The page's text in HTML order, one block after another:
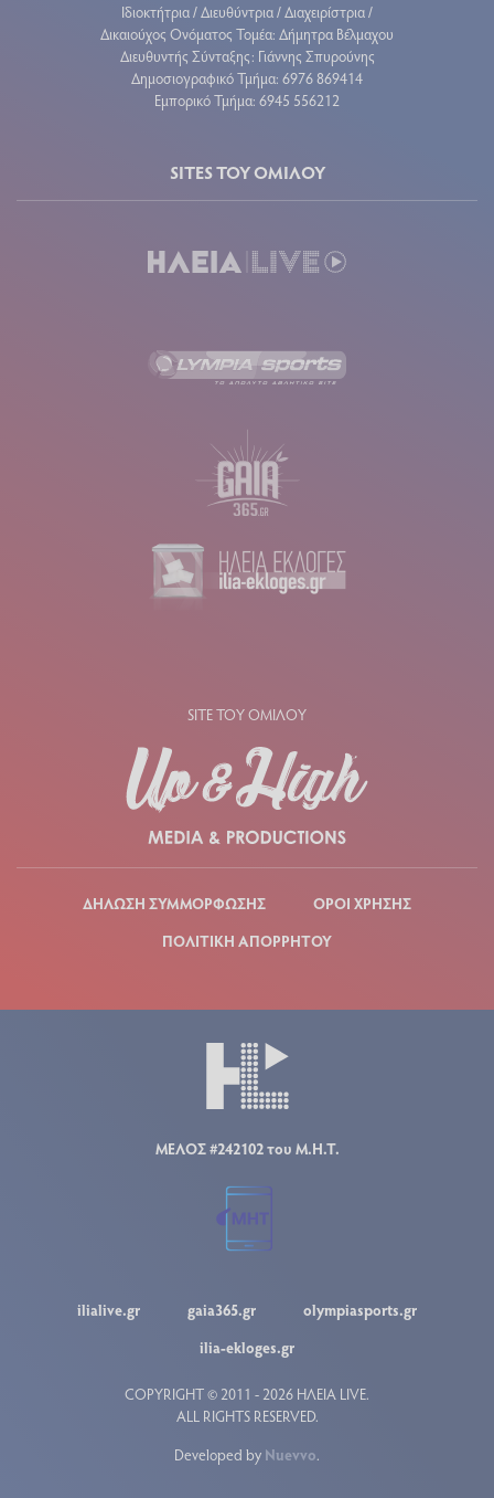
Ιδιοκτήτρια / Διευθύντρια / Διαχειρίστρια /
Δικαιούχος Ονόματος Τομέα: Δήμητρα Βέλμαχου
Διευθυντής Σύνταξης: Γιάννης Σπυρούνης
Δημοσιογραφικό Τμήμα: 6976 869414
Εμπορικό Τμήμα: 6945 556212
SITES ΤΟΥ ΟΜΙΛΟΥ
SITE ΤΟΥ ΟΜΙΛΟΥ
ΔΗΛΩΣΗ ΣΥΜΜΟΡΦΩΣΗΣ
ΟΡΟΙ ΧΡΗΣΗΣ
ΠΟΛΙΤΙΚΗ ΑΠΟΡΡΗΤΟΥ
ΜΕΛΟΣ #242102 του Μ.Η.Τ.
ilialive.gr gaia365.gr
olympiasports.gr
ilia-ekloges.gr
COPYRIGHT © 2011 - 2026 ΗΛΕΙΑ LIVE.
ALL RIGHTS RESERVED.
Developed by Nuevvo.